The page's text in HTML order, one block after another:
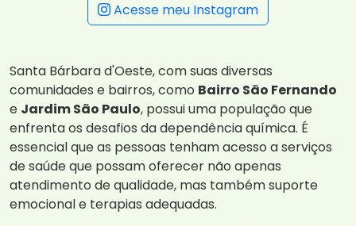
Acesse meu Instagram
Santa Bárbara d'Oeste, com suas diversas
comunidades e bairros, como Bairro São Fernando
e Jardim São Paulo, possui uma população que
enfrenta os desafios da dependência química. É
essencial que as pessoas tenham acesso a serviços
de saúde que possam oferecer não apenas
atendimento de qualidade, mas também suporte
emocional e terapias adequadas.